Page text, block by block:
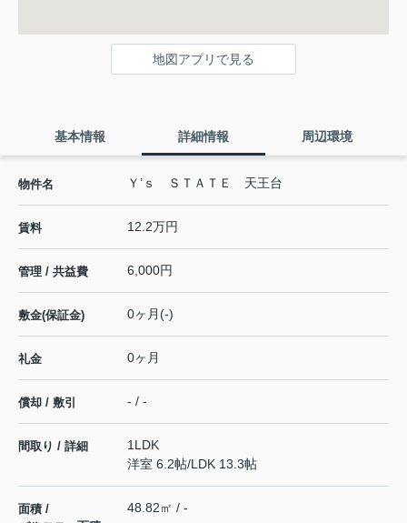
地図アプリで見る
基本情報 詳細情報 周辺環境
物件名 Ｙ’ｓ ＳＴＡＴＥ 天王台
賃料 12.2万円
管理 / 共益費 6,000円
敷金(保証金) 0ヶ月(-)
礼金 0ヶ月
償却 / 敷引 - / -
間取り / 詳細
1LDK
洋室 6.2帖/LDK 13.3帖
面積 /
48.82㎡ / -